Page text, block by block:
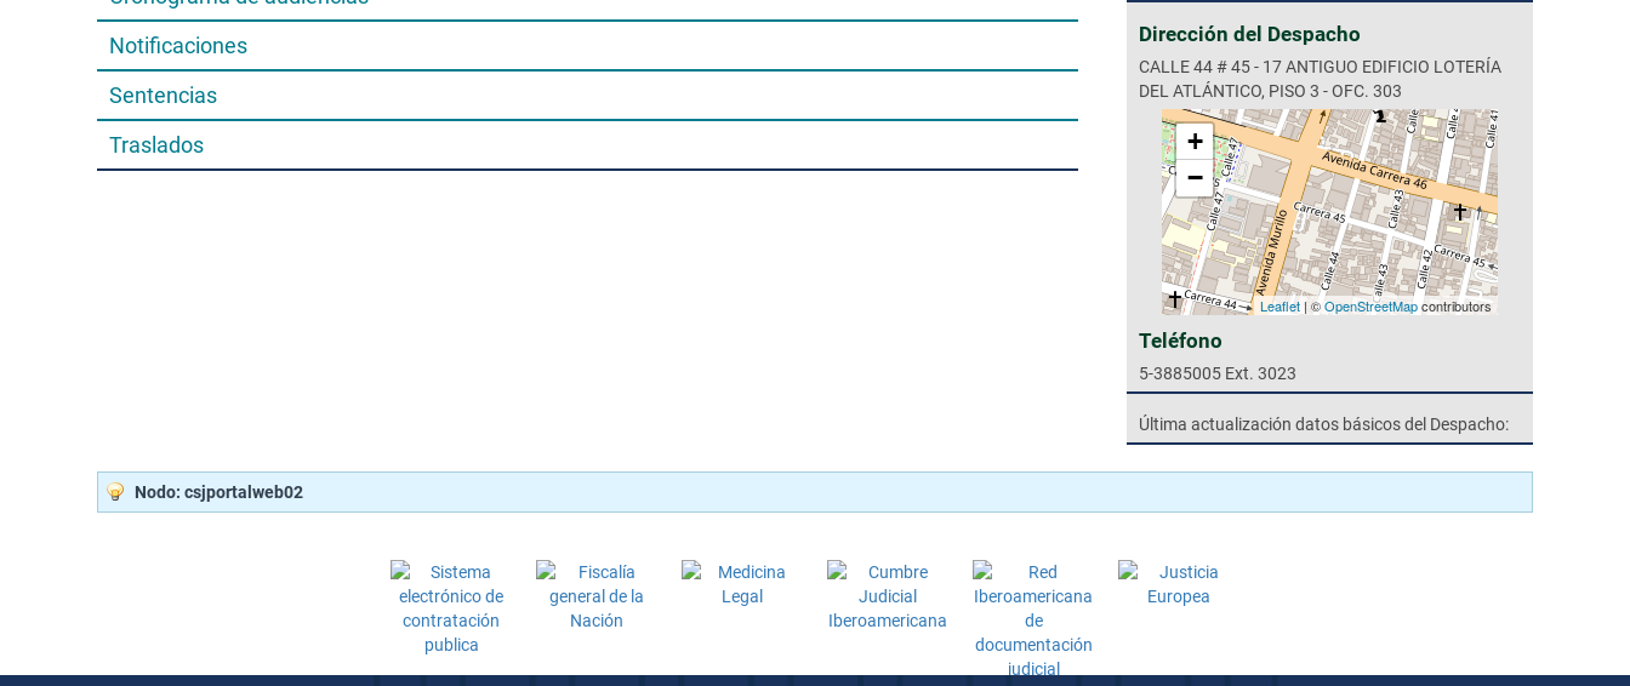
Notificaciones
Sentencias
Traslados
Dirección del Despacho
CALLE 44 # 45 - 17 ANTIGUO EDIFICIO LOTERÍA
DEL ATLÁNTICO, PISO 3 - OFC. 303
+
−
Leaflet | ©OpenStreetMapcontributors
Teléfono
5-3885005 Ext. 3023
Última actualización datos básicos del Despacho:
Nodo: csjportalweb02